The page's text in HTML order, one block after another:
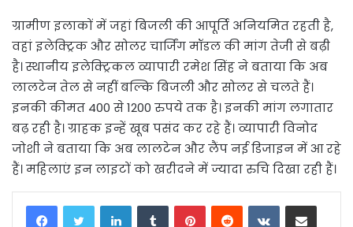
ग्रामीण इलाकों में जहां बिजली की आपूर्ति अनियमित रहती है,
वहां इलेक्ट्रिक और सोलर चार्जिंग मॉडल की मांग तेजी से बढ़ी
है। स्थानीय इलेक्ट्रिकल व्यापारी रमेश सिंह ने बताया कि अब
लालटेन तेल से नहीं बल्कि बिजली और सोलर से चलते हैं।
इनकी कीमत 400 से 1200 रुपये तक है। इनकी मांग लगातार
बढ़ रही है। ग्राहक इन्हें खूब पसंद कर रहे हैं। व्यापारी विनोद
जोशी ने बताया कि अब लालटेन और लैंप नई डिजाइन में आ रहे
हैं। महिलाएं इन लाइटों को खरीदने में ज्यादा रुचि दिखा रही हैं।
LinkedInTumblrPinterestReddit VKontakteShare via Email